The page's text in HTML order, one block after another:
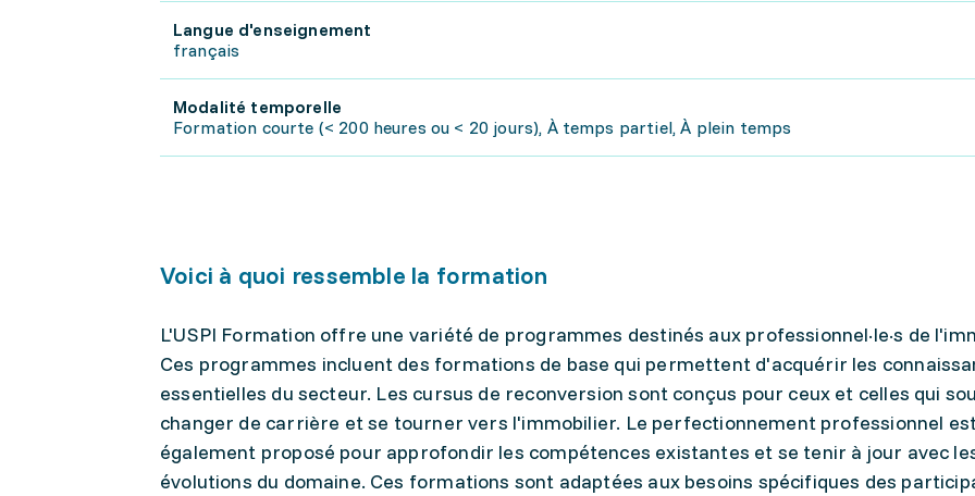
Langue d'enseignement
français
Modalité temporelle
Formation courte (< 200 heures ou < 20 jours), À temps partiel, À plein temps
Voici à quoi ressemble la formation
L'USPI Formation offre une variété de programmes destinés aux professionnel·le·s de
Ces programmes incluent des formations de base qui permettent d'acquérir les
essentielles du secteur. Les cursus de reconversion sont conçus pour ceux et celles qui
changer de carrière et se tourner vers l'immobilier. Le perfectionnement professionnel
également proposé pour approfondir les compétences existantes et se tenir à jour avec
évolutions du domaine. Ces formations sont adaptées aux besoins spécifiques des